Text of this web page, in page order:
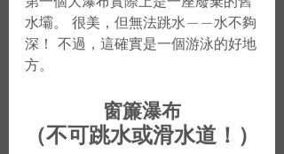
水壩。 很美，但無法跳水——水不夠
深！ 不過，這確實是一個游泳的好地
方。
窗簾瀑布
（不可跳水或滑水道！）